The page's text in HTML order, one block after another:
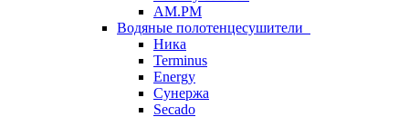
AM.PM
Водяные полотенцесушители
Ника
Terminus
Energy
Сунержа
Secado